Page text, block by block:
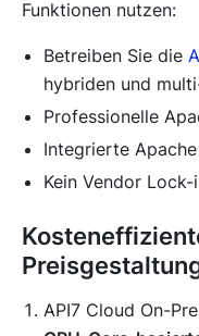
Funktionen nutzen:
Betreiben Sie die
hybriden und
Professionelle
Integrierte
Kein Vendor
API7 Cloud On-